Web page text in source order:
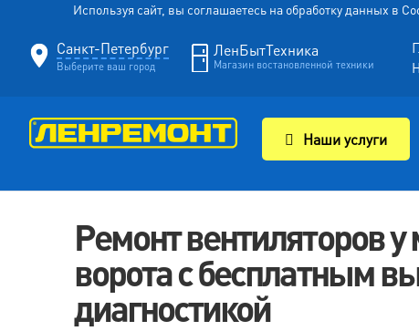
Используя сайт, вы соглашаетесь на обработку данных в
Санкт-Петербург
Выберите ваш город
ЛенБытТехника
Магазин востановленной техники
Наши услуги
Ремонт вентиляторов
ворота с бесплатным
диагностикой